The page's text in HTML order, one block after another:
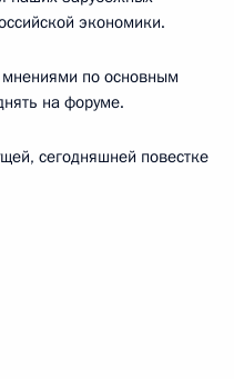
экономики.
по основным
на форуме.
сегодняшней повестке